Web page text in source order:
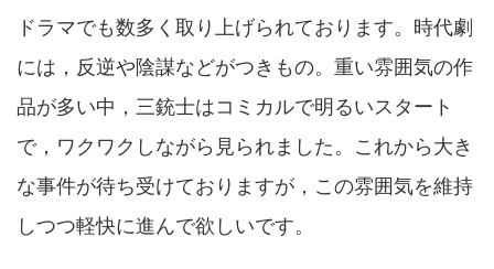
ドラマでも数多く取り上げられております。時代劇
には，反逆や陰謀などがつきもの。重い雰囲気の作
品が多い中，三銃士はコミカルで明るいスタート
で，ワクワクしながら見られました。これから大き
な事件が待ち受けておりますが，この雰囲気を維持
しつつ軽快に進んで欲しいです。